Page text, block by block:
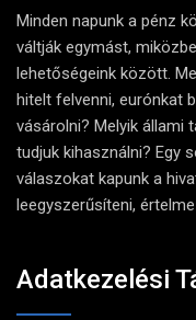
Minden napunk a pénz
váltják egymást,
lehetőségeink között.
hitelt felvenni, eurónkat
vásárolni? Melyik állami
tudjuk kihasználni? Egy
válaszokat kapunk a
leegyszerűsíteni,
Adatkezelési